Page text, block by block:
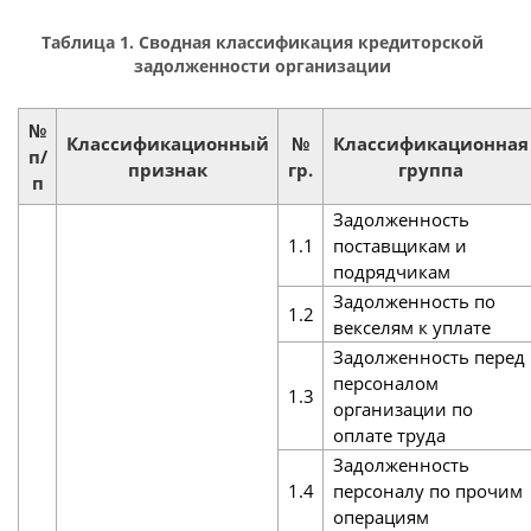
Таблица 1. Сводная классификация кредиторской
задолженности организации
№
п/
п
Классификационный
признак
№
гр.
Классификационная
группа
1.1
Задолженность
поставщикам и
подрядчикам
1.2
Задолженность по
векселям к уплате
1.3
Задолженность перед
персоналом
организации по
оплате труда
1.4
Задолженность
персоналу по прочим
операциям